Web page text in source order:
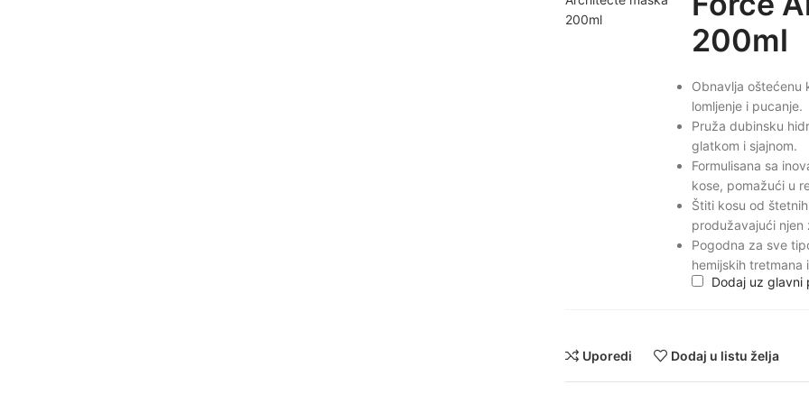
200ml
Obnavlja oštećenu
lomljenje i pucanje.
Pruža dubinsku
glatkom i sjajnom.
Formulisana sa
kose, pomažući u
Štiti kosu od
produžavajući njen
Pogodna za sve
hemijskih tretmana
Dodaj uz glavni
Uporedi Dodaj u listu želja